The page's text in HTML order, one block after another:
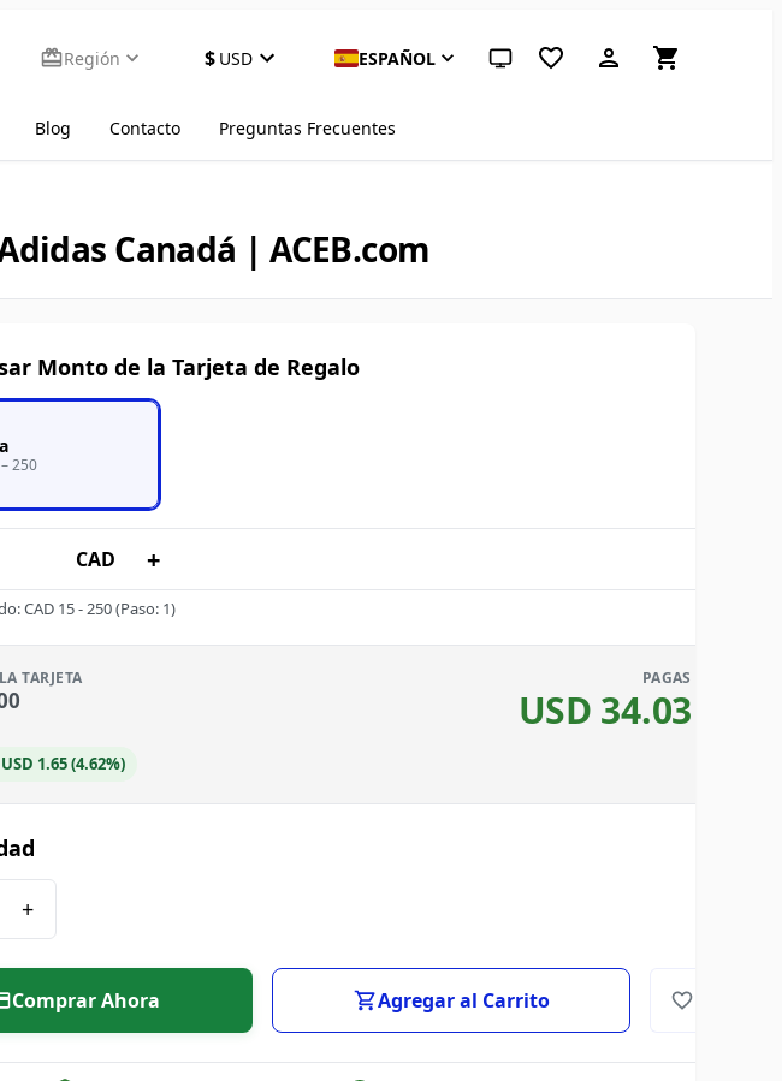
Región $ USD ESPAÑOL Tema del sistema (haz clic para claro)
Blog Contacto Preguntas Frecuentes
Canadá | ACEB.com
Monto de la Tarjeta de Regalo
250
CAD +
:CAD 15-250(Paso: 1)
TARJETA PAGAS
USD 34.03
1.65 (4.62%)
+
Comprar Ahora Agregar al Carrito